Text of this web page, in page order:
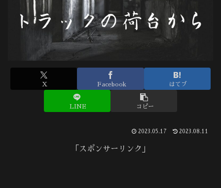
X Facebook はてブ
LINE コピー
2023.05.17 2023.08.11
「スポンサーリンク」